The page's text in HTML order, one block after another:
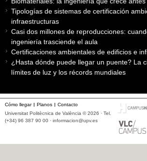
Tipologías de sistemas de certificación
infraestructuras
Casi dos millones de reproducciones:
ingeniería trasciende el aula
Certificaciones ambientales de edificios e
¿Hasta dónde puede llegar un puente? La
límites de luz y los récords mundiales
Cómo llegar Planos
Contacto
Universitat Politècnica de València © 2026 · Tel.
(+34) 96 387 90 00 · informacion@upv.es